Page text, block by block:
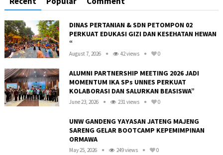
DINAS PERTANIAN & SDN PETOMPON 02
PERKUAT EDUKASI GIZI DAN KESEHATAN HEWAN
“
August 7, 2026 42 views 0
ALUMNI PARTNERSHIP MEETING 2026 JADI
MOMENTUM IKA SPs UNNES PERKUAT
KOLABORASI DAN SALURKAN BEASISWA”
June 23, 2026 231 views 0
UNW GANDENG YAYASAN JATENG MAJENG
SARENG GELAR BOOTCAMP KEPEMIMPINAN
ORMAWA
May 25, 2026 249 views 0